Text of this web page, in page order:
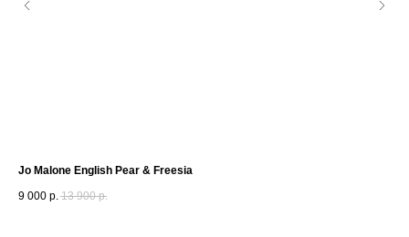
Jo Malone English Pear & Freesia
9 000 р. 13 900 р.